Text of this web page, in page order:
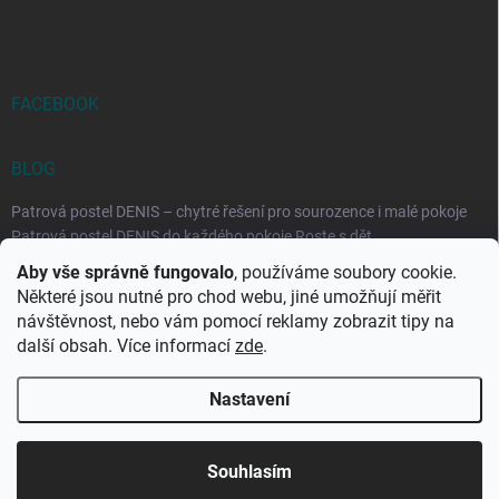
Aby vše správně fungovalo, používáme soubory cookie.
Některé jsou nutné pro chod webu, jiné umožňují měřit
návštěvnost, nebo vám pomocí reklamy zobrazit tipy na
další obsah. Více informací zde.
Nastavení
Souhlasím
FACEBOOK
BLOG
Patrová postel DENIS – chytré řešení pro sourozence i malé pokoje
Patrová postel DENIS do každého pokoje Roste s dět...
Rozkládací postele RELAX – ideální řešení pro malé prostory i
každodenní spaní
Rozkládací postel, která se přizpůsobí vašemu živo...
Copyright 2026DK-obchod.cz. Všechna práva vyhrazena.Upravit
nastavení cookies